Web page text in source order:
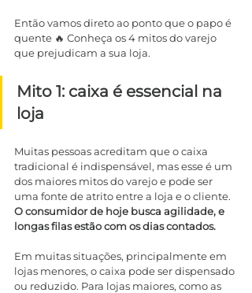
Então vamos direto ao ponto que o papo é
quente 🔥 Conheça os 4 mitos do varejo
que prejudicam a sua loja.
Mito 1: caixa é essencial na
loja
Muitas pessoas acreditam que o caixa
tradicional é indispensável, mas esse é um
dos maiores mitos do varejo e pode ser
uma fonte de atrito entre a loja e o cliente.
O consumidor de hoje busca agilidade, e
longas filas estão com os dias contados.
Em muitas situações, principalmente em
lojas menores, o caixa pode ser dispensado
ou reduzido. Para lojas maiores, como as